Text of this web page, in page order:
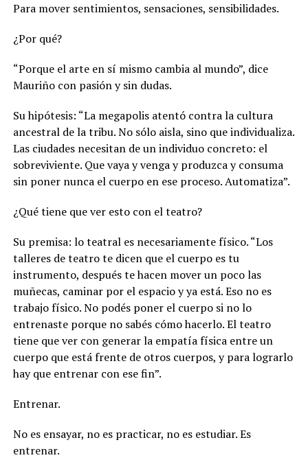
Para mover sentimientos, sensaciones, sensibilidades.
¿Por qué?
“Porque el arte en sí mismo cambia al mundo”, dice
Mauriño con pasión y sin dudas.
Su hipótesis: “La megapolis atentó contra la cultura
ancestral de la tribu. No sólo aisla, sino que individualiza.
Las ciudades necesitan de un individuo concreto: el
sobreviviente. Que vaya y venga y produzca y consuma
sin poner nunca el cuerpo en ese proceso. Automatiza”.
¿Qué tiene que ver esto con el teatro?
Su premisa: lo teatral es necesariamente físico. “Los
talleres de teatro te dicen que el cuerpo es tu
instrumento, después te hacen mover un poco las
muñecas, caminar por el espacio y ya está. Eso no es
trabajo físico. No podés poner el cuerpo si no lo
entrenaste porque no sabés cómo hacerlo. El teatro
tiene que ver con generar la empatía física entre un
cuerpo que está frente de otros cuerpos, y para lograrlo
hay que entrenar con ese fin”.
Entrenar.
No es ensayar, no es practicar, no es estudiar. Es
entrenar.